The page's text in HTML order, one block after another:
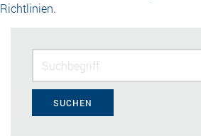
Richtlinien.
SUCHEN